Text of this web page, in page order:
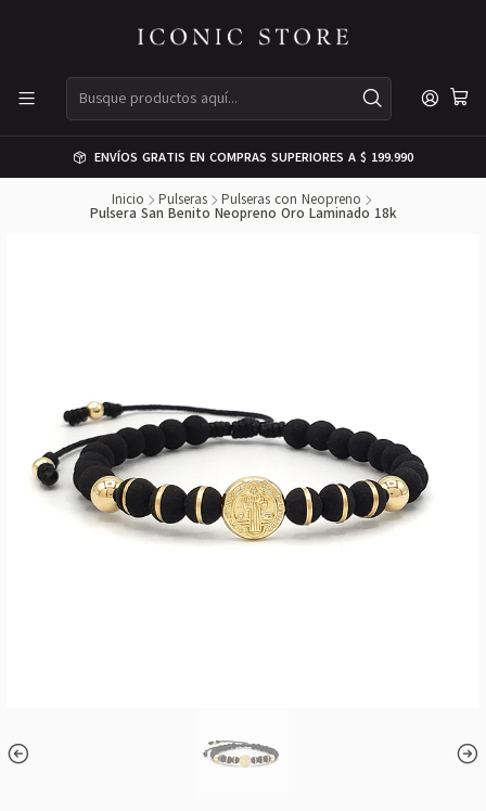
ENVÍOS GRATIS EN COMPRAS SUPERIORES A $ 199.990
Inicio Pulseras Pulseras con Neopreno
Pulsera San Benito Neopreno Oro Laminado 18k